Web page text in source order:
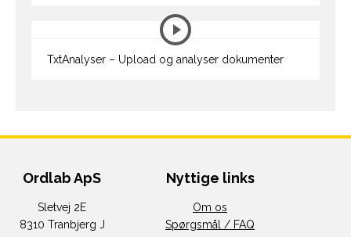
TxtAnalyser – Upload og analyser dokumenter
Ordlab ApS
Sletvej 2E
8310 Tranbjerg J
Nyttige links
Om os
Spørgsmål / FAQ